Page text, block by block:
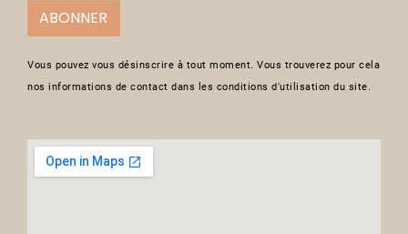
ABONNER
Vous pouvez vous désinscrire à tout moment. Vous trouverez pour cela
nos informations de contact dans les conditions d'utilisation du site.